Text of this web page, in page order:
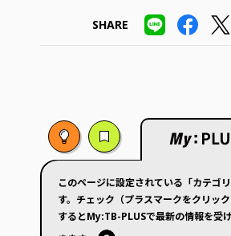
SHARE
このページに設定されている「カテゴ
す。チェック（プラスマークをクリッ
するとMy:TB-PLUSで最新の情報を受